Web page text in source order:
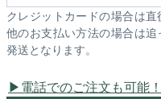
クレジットカードの場合は直
他のお支払い方法の場合は追
発送となります。
電話でのご注文も可能